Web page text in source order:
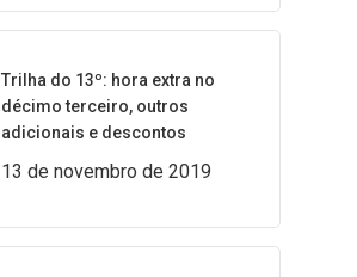
Trilha do 13º: hora extra no
décimo terceiro, outros
adicionais e descontos
13 de novembro de 2019